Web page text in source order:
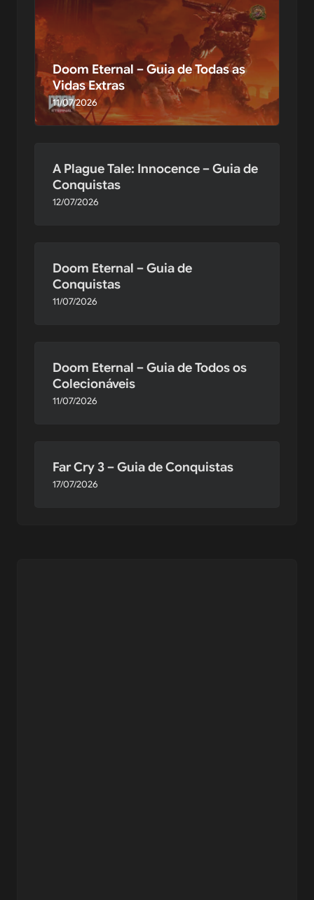
Doom Eternal – Guia de Todas as
Vidas Extras
11/07/2026
A Plague Tale: Innocence – Guia de
Conquistas
12/07/2026
Doom Eternal – Guia de
Conquistas
11/07/2026
Doom Eternal – Guia de Todos os
Colecionáveis
11/07/2026
Far Cry 3 – Guia de Conquistas
17/07/2026